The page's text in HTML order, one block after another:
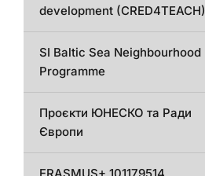
development (CRED4TEACH)
SI Baltic Sea Neighbourhood
Programme
Проєкти ЮНЕСКО та Ради
Європи